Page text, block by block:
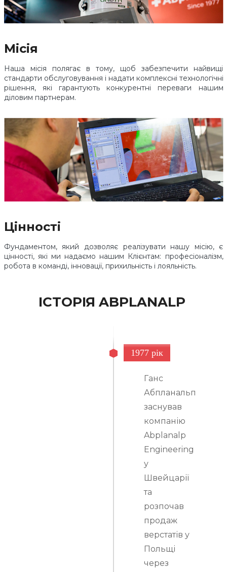
Місія
Наша місія полягає в тому, щоб забезпечити найвищі
стандарти обслуговування і надати комплексні технологічні
рішення, які гарантують конкурентні переваги нашим
діловим партнерам.
Цінності
Фундаментом, який дозволяє реалізувати нашу місію, є
цінності, які ми надаємо нашим Клієнтам: професіоналізм,
робота в команді, інновації, прихильність і лояльність.
ІСТОРІЯ ABPLANALP
1977 рік
Ганс
Абпланальп
заснував
компанію
Abplanalp
Engineering
у
Швейцарії
та
розпочав
продаж
верстатів у
Польщі
через